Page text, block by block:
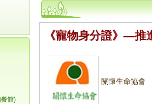
館)
《寵物身分證》—
關懷生命協會